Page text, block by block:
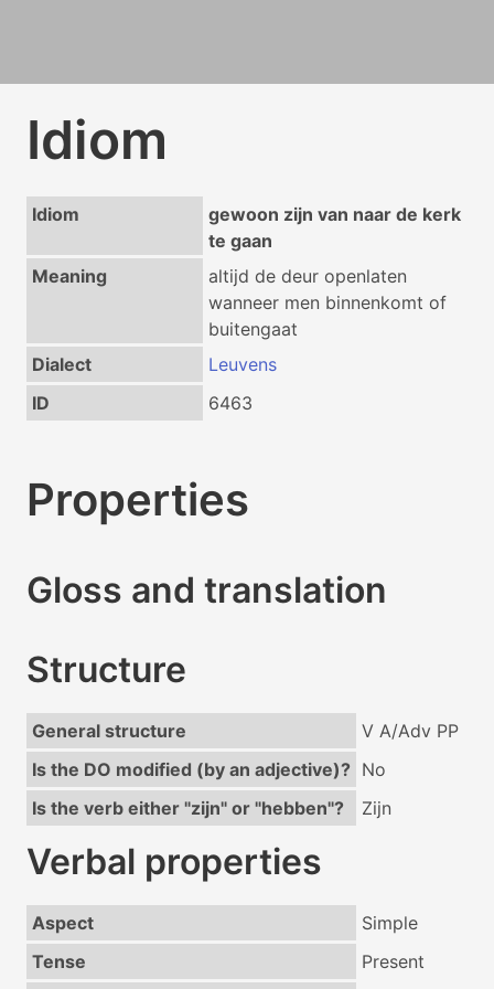
Idiom
Idiom
gewoon zijn van naar de kerk
te gaan
Meaning
altijd de deur openlaten
wanneer men binnenkomt of
buitengaat
Dialect
Leuvens
ID
6463
Properties
Gloss and translation
Structure
General structure
V A/Adv PP
Is the DO modified (by an adjective)? No
Is the verb either "zijn" or "hebben"?
Zijn
Verbal properties
Aspect
Simple
Tense
Present